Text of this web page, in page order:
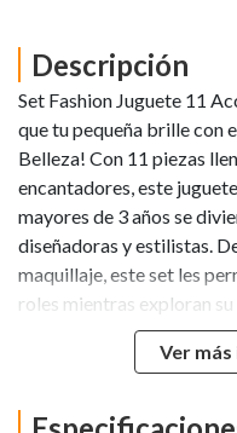
Descripción
Set Fashion Juguete 11
que tu pequeña brille con
Belleza! Con 11 piezas
encantadores, este
mayores de 3 años se
diseñadoras y estilistas.
maquillaje, este set les
roles mientras exploran
el mundo de la
soñar y crear, este set no
desfile de moda! Cada
Ver